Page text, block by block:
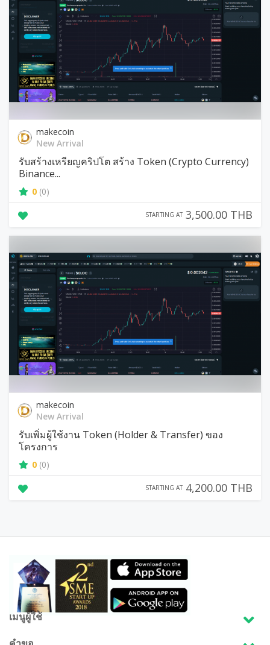
makecoin
New Arrival
รับสร้างเหรียญคริปโต สร้าง Token (Crypto Currency)
Binance...
0 (0)
STARTING AT 3,500.00 THB
makecoin
New Arrival
รับเพิ่มผู้ใช้งาน Token (Holder & Transfer) ของ
โครงการ
0 (0)
STARTING AT 4,200.00 THB
เมนูผู้ใช้